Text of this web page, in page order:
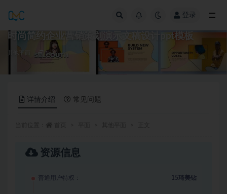
登录
时尚简约企业营销策划演示文稿设计ppt模板
其他平面 15
详情介绍 常见问题
资源信息
普通用户特权： 15琦美钻